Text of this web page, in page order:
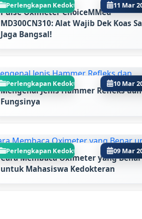
Perlengkapan Kedokte... 11 Mar
Pulse Oximeter ChoiceMMed
MD300CN310: Alat Wajib Dek Koas
Jaga Bangsal!
Perlengkapan Kedokte... 10 Mar
Mengenal Jenis Hammer Refleks dan
Fungsinya
Perlengkapan Kedokte... 09 Mar
Cara Membaca Oximeter yang Benar
untuk Mahasiswa Kedokteran